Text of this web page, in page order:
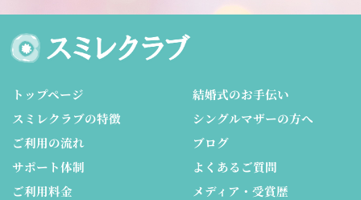
トップページ
スミレクラブの特徴
ご利用の流れ
サポート体制
ご利用料金
結婚式のお手伝い
シングルマザーの方へ
ブログ
よくあるご質問
メディア・受賞歴